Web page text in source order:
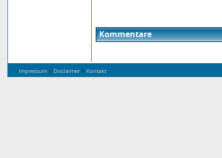
Kommentare
Impressum - Disclaimer- Kontakt